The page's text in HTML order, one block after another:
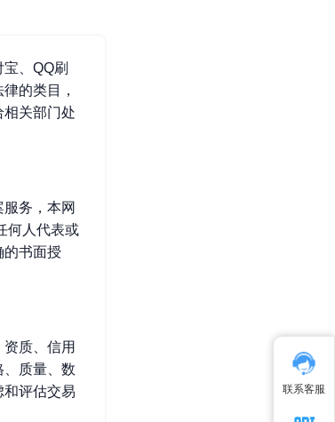
联系客服
、QQ刷
的类目，
关部门处
务，本网
何人代表或
的书面授
质、信用
质量、数
评估交易